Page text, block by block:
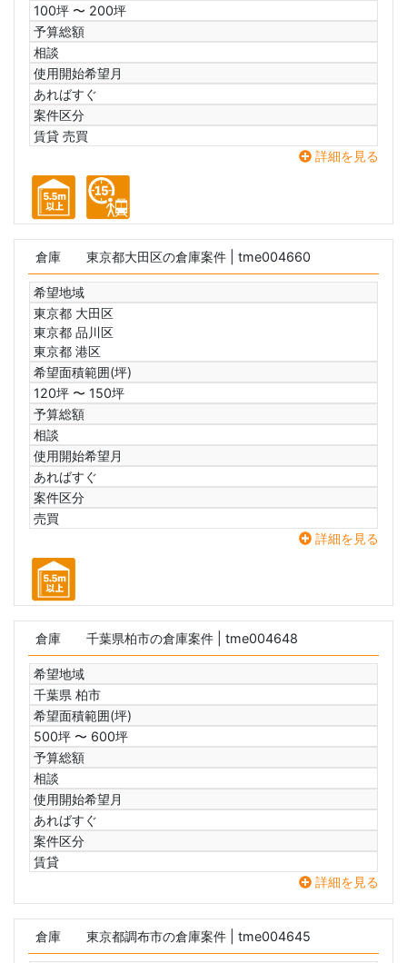
100坪 〜 200坪
予算総額
相談
使用開始希望月
あればすぐ
案件区分
賃貸 売買
詳細を見る
倉庫 東京都大田区の倉庫案件 | tme004660
希望地域
東京都 大田区
東京都 品川区
東京都 港区
希望面積範囲(坪)
120坪 〜 150坪
予算総額
相談
使用開始希望月
あればすぐ
案件区分
売買
詳細を見る
倉庫 千葉県柏市の倉庫案件 | tme004648
希望地域
千葉県 柏市
希望面積範囲(坪)
500坪 〜 600坪
予算総額
相談
使用開始希望月
あればすぐ
案件区分
賃貸
詳細を見る
倉庫 東京都調布市の倉庫案件 | tme004645